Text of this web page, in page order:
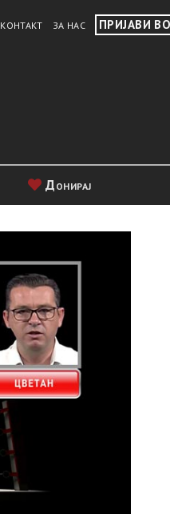
КОНТАКТ ЗА НАС ПРИЈАВИ
Донирај